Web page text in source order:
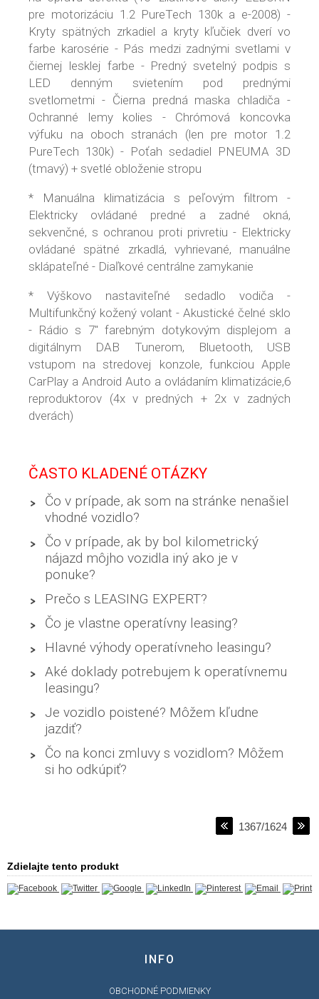
pre motorizáciu 1.2 PureTech 130k a e-2008) -
Kryty spätných zrkadiel a kryty kľučiek dverí vo
farbe karosérie - Pás medzi zadnými svetlami v
čiernej lesklej farbe - Predný svetelný podpis s
LED denným svietením pod prednými
svetlometmi - Čierna predná maska chladiča -
Ochranné lemy kolies - Chrómová koncovka
výfuku na oboch stranách (len pre motor 1.2
PureTech 130k) - Poťah sedadiel PNEUMA 3D
(tmavý) + svetlé obloženie stropu
* Manuálna klimatizácia s peľovým filtrom -
Elektricky ovládané predné a zadné okná,
sekvenčné, s ochranou proti privretiu - Elektricky
ovládané spätné zrkadlá, vyhrievané, manuálne
sklápateľné - Diaľkové centrálne zamykanie
* Výškovo nastaviteľné sedadlo vodiča -
Multifunkčný kožený volant - Akustické čelné sklo
- Rádio s 7" farebným dotykovým displejom a
digitálnym DAB Tunerom, Bluetooth, USB
vstupom na stredovej konzole, funkciou Apple
CarPlay a Android Auto a ovládaním klimatizácie,6
reproduktorov (4x v predných + 2x v zadných
dverách)
ČASTO KLADENÉ OTÁZKY
Čo v prípade, ak som na stránke nenašiel
vhodné vozidlo?
Čo v prípade, ak by bol kilometrický
nájazd môjho vozidla iný ako je v
ponuke?
Prečo s LEASING EXPERT?
Čo je vlastne operatívny leasing?
Hlavné výhody operatívneho leasingu?
Aké doklady potrebujem k operatívnemu
leasingu?
Je vozidlo poistené? Môžem kľudne
jazdiť?
Čo na konci zmluvy s vozidlom? Môžem
si ho odkúpiť?
1367/1624
Zdielajte tento produkt
INFO
OBCHODNÉ PODMIENKY